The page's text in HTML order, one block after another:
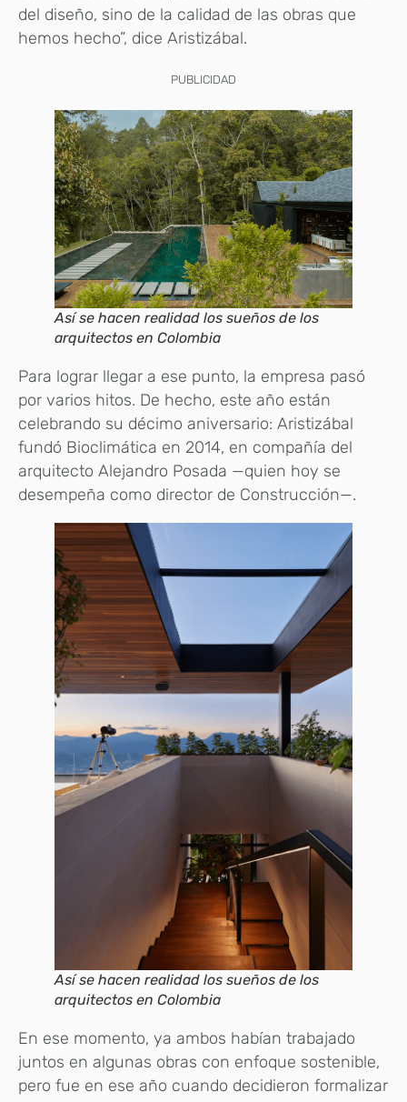
del diseño, sino de la calidad de las obras que
hemos hecho”, dice Aristizábal.
PUBLICIDAD
Así se hacen realidad los sueños de los
arquitectos en Colombia
Para lograr llegar a ese punto, la empresa pasó
por varios hitos. De hecho, este año están
celebrando su décimo aniversario: Aristizábal
fundó Bioclimática en 2014, en compañía del
arquitecto Alejandro Posada —quien hoy se
desempeña como director de Construcción—.
Así se hacen realidad los sueños de los
arquitectos en Colombia
En ese momento, ya ambos habían trabajado
juntos en algunas obras con enfoque sostenible,
pero fue en ese año cuando decidieron formalizar